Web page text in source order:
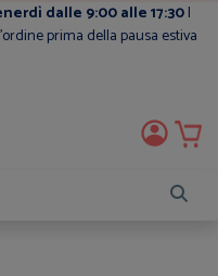
dalle 9:00 alle 17:30|
prima della pausa estiva